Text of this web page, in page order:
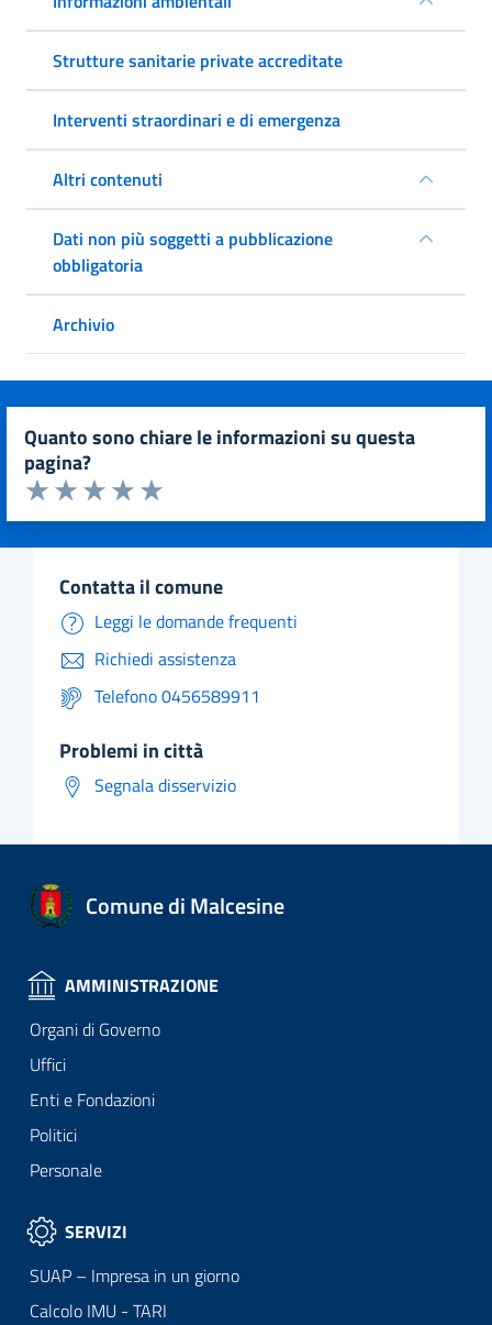
Strutture sanitarie private accreditate
Interventi straordinari e di emergenza
Altri contenuti
Dati non più soggetti a pubblicazione
obbligatoria
Archivio
quanto sono chiare le informazioni su questa
pagina?
Valuta da 1 a 5 stelle la pagina
Valuta 5 stelle su 5
Valuta 4 stelle su 5
Valuta 3 stelle su 5
Valuta 2 stelle su 5
Valuta 1 stelle su 5
contatta il comune
Leggi le domande frequenti
Richiedi assistenza
Telefono 0456589911
problemi in città
Segnala disservizio
Comune di Malcesine
AMMINISTRAZIONE
Organi di Governo
Uffici
Enti e Fondazioni
Politici
Personale
SERVIZI
SUAP – Impresa in un giorno
Calcolo IMU - TARI